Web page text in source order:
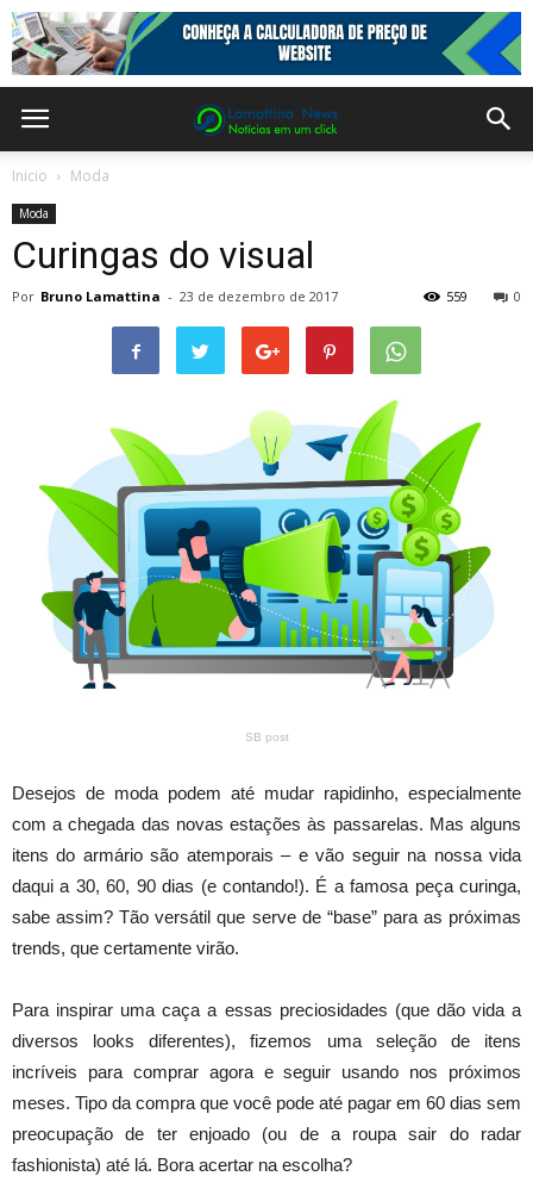
Inicio Moda
Moda
Curingas do visual
Por Bruno Lamattina - 23 de dezembro de 2017 0
559
SB post
Desejos de moda podem até mudar rapidinho, especialmente
com a chegada das novas estações às passarelas. Mas alguns
itens do armário são atemporais – e vão seguir na nossa vida
daqui a 30, 60, 90 dias (e contando!). É a famosa peça curinga,
sabe assim? Tão versátil que serve de “base” para as próximas
trends, que certamente virão.
Para inspirar uma caça a essas preciosidades (que dão vida a
diversos looks diferentes), fizemos uma seleção de itens
incríveis para comprar agora e seguir usando nos próximos
meses. Tipo da compra que você pode até pagar em 60 dias sem
preocupação de ter enjoado (ou de a roupa sair do radar
fashionista) até lá. Bora acertar na escolha?